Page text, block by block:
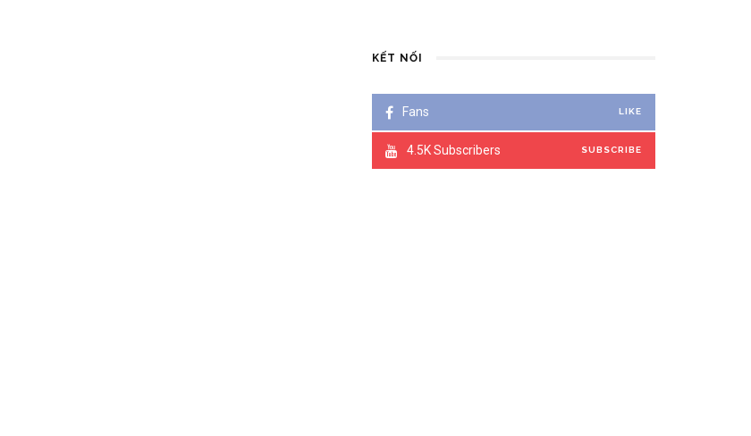
KẾT NỐI
Fans LIKE
4.5K Subscribers SUBSCRIBE